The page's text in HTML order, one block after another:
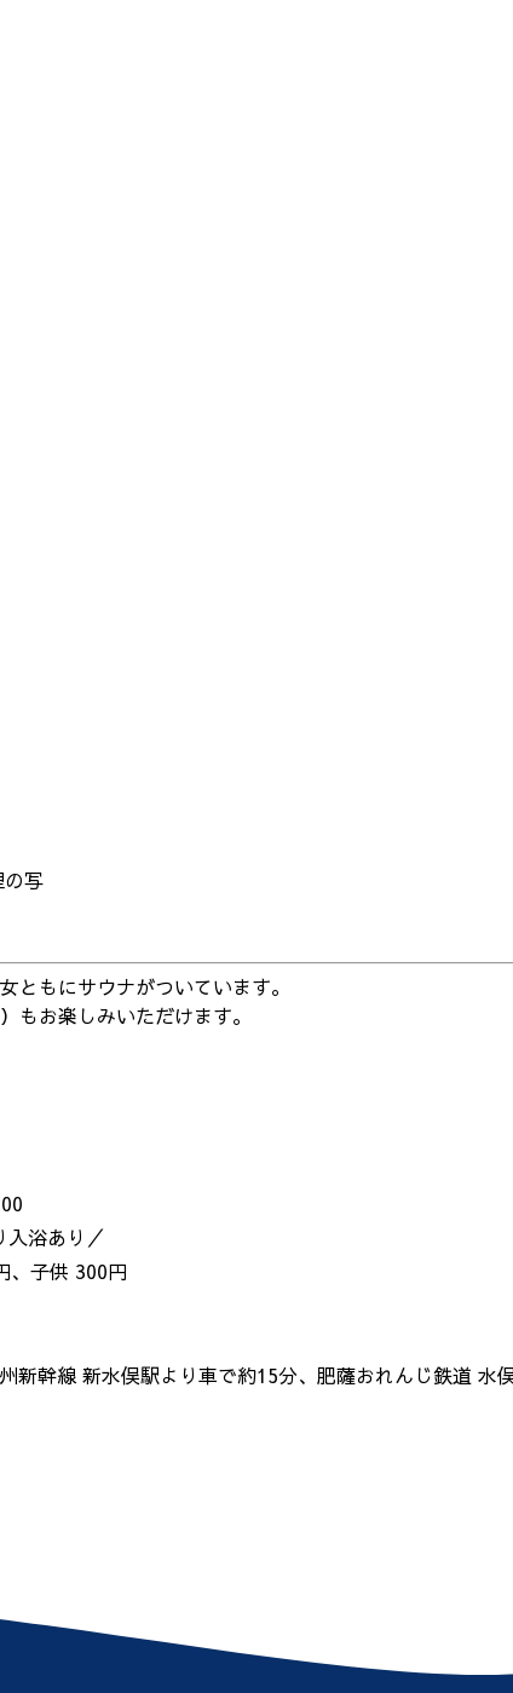
ともにサウナがついています。
もお楽しみいただけます。
入浴あり／
子供 300円
新幹線 新水俣駅より車で約15分、肥薩おれんじ鉄道 水